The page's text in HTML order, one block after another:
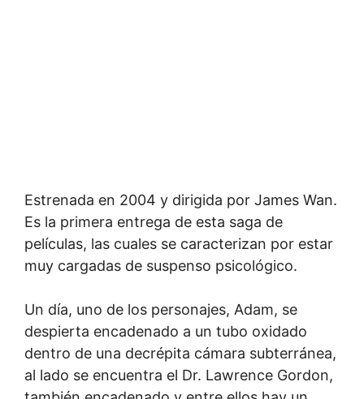
Estrenada en 2004 y dirigida por James Wan.
Es la primera entrega de esta saga de
películas, las cuales se caracterizan por estar
muy cargadas de suspenso psicológico.
Un día, uno de los personajes, Adam, se
despierta encadenado a un tubo oxidado
dentro de una decrépita cámara subterránea,
al lado se encuentra el Dr. Lawrence Gordon,